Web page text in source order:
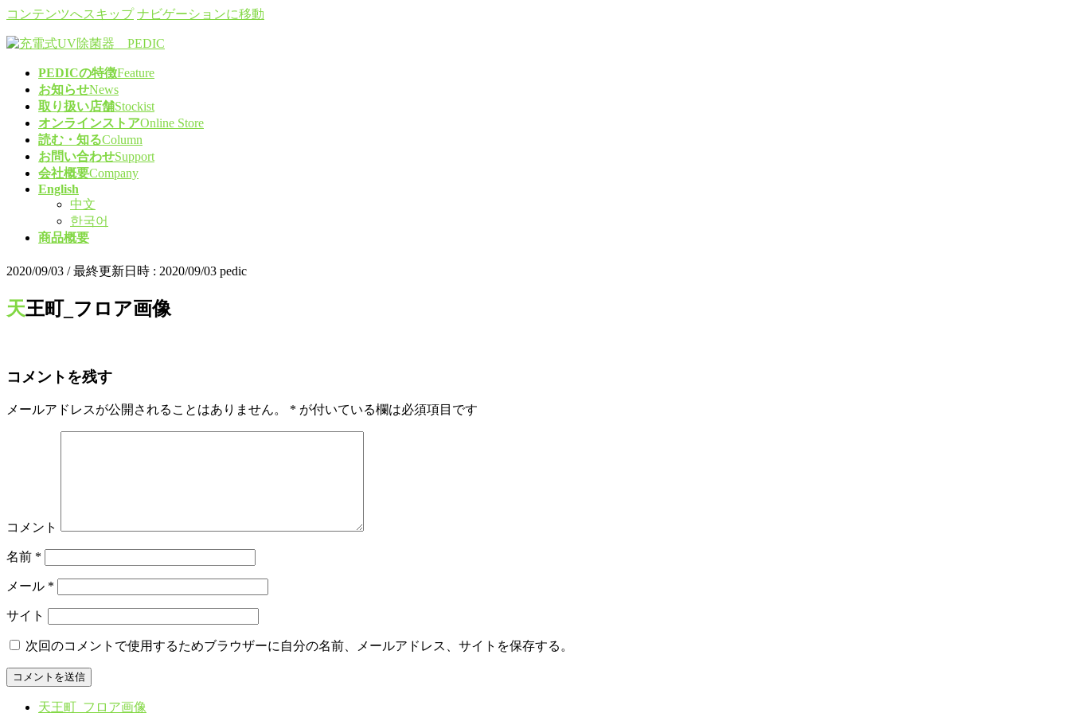
コンテンツへスキップ ナビゲーションに移動
PEDICの特徴Feature
お知らせNews
取り扱い店舗Stockist
オンラインストアOnline Store
読む・知るColumn
お問い合わせSupport
会社概要Company
English
中文
한국어
商品概要
2020/09/03 / 最終更新日時 : 2020/09/03 pedic
天王町_フロア画像
コメントを残す
メールアドレスが公開されることはありません。 * が付いている欄は必須項目です
コメント
名前 *
メール *
サイト
次回のコメントで使用するためブラウザーに自分の名前、メールアドレス、サイトを保存する。
天王町_フロア画像